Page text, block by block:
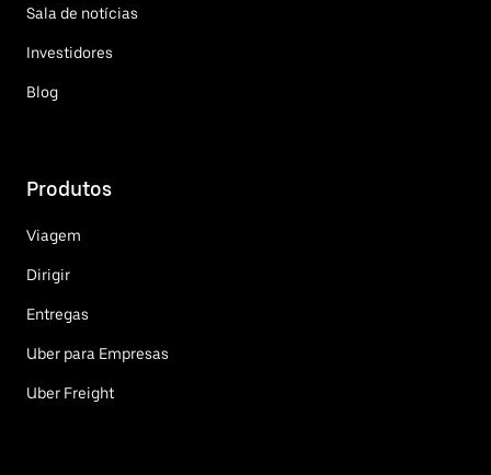
Sala de notícias
Investidores
Blog
Produtos
Viagem
Dirigir
Entregas
Uber para Empresas
Uber Freight